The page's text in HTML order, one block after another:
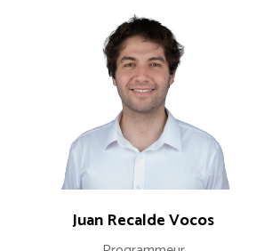
Juan Recalde Vocos